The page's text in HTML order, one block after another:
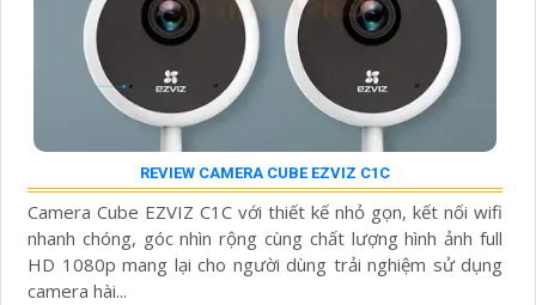
REVIEW CAMERA CUBE EZVIZ C1C
Camera Cube EZVIZ C1C với thiết kế nhỏ gọn, kết nối wifi
nhanh chóng, góc nhìn rộng cùng chất lượng hình ảnh full
HD 1080p mang lại cho người dùng trải nghiệm sử dụng
camera hài...